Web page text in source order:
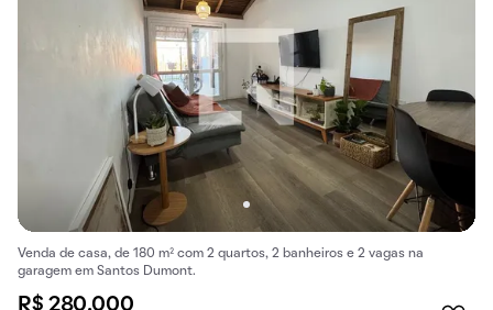
Venda de casa, de 180 m² com 2 quartos, 2 banheiros e 2 vagas na
garagem em Santos Dumont.
R$ 280.000